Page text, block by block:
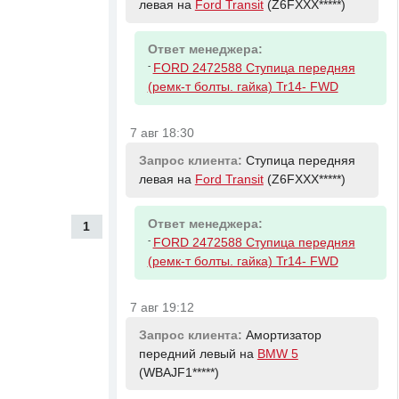
1
левая на Ford Transit(Z6FXXX*****)
Ответ менеджера:
- FORD 2472588 Ступица передняя
(ремк-т болты. гайка) Tr14- FWD
7 авг 18:30
Запрос клиента: Ступица передняя
левая на Ford Transit(Z6FXXX*****)
Ответ менеджера:
- FORD 2472588 Ступица передняя
(ремк-т болты. гайка) Tr14- FWD
7 авг 19:12
Запрос клиента: Амортизатор
передний левый на BMW 5
(WBAJF1*****)